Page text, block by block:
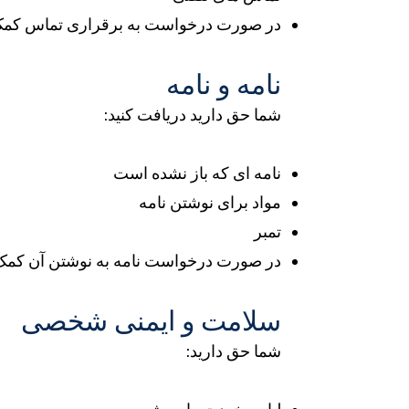
در صورت درخواست به برقراری تماس
نامه و نامه
شما حق دارید دریافت کنید:
نامه ای که باز نشده است
مواد برای نوشتن نامه
تمبر
در صورت درخواست نامه به نوشتن آن
سلامت و ایمنی شخصی
شما حق دارید: